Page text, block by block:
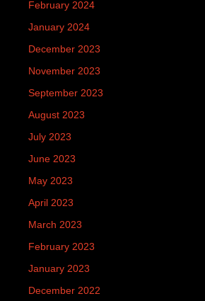
February 2024
January 2024
December 2023
November 2023
September 2023
August 2023
July 2023
June 2023
May 2023
April 2023
March 2023
February 2023
January 2023
December 2022